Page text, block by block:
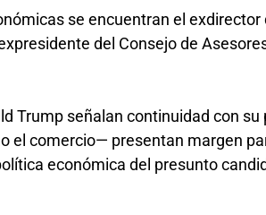
se encuentran el exdirector
del Consejo de
Trump señalan continuidad con su
el comercio— presentan margen
económica del presunto